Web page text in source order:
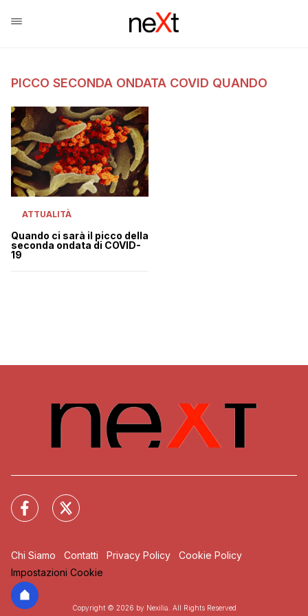
PICCO SECONDA ONDATA COVID QUANDO
ATTUALITÀ
Quando ci sarà il picco della
seconda ondata di COVID-
19
Chi Siamo Contatti Privacy Policy
Cookie Policy
Impostazioni Cookie
Copyright © 2026 by Nexilia. All Rights Reserved